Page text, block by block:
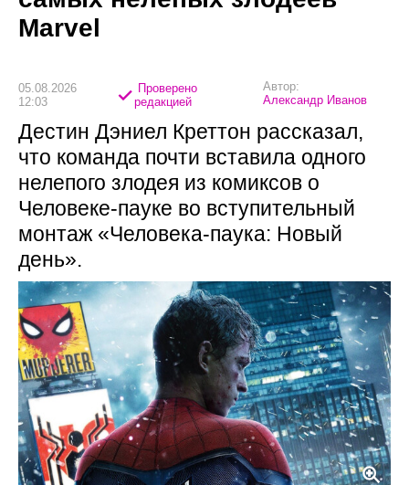
Marvel
05.08.2026
12:03
Проверено
редакцией
Автор:
Александр Иванов
Дестин Дэниел Креттон рассказал,
что команда почти вставила одного
нелепого злодея из комиксов о
Человеке-пауке во вступительный
монтаж «Человека-паука: Новый
день».